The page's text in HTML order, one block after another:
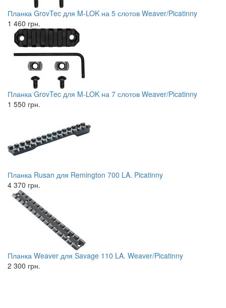
Планка GrovTec для M-LOK на 5 слотов Weaver/Picatinny
1 460 грн.
Планка GrovTec для M-LOK на 7 слотов Weaver/Picatinny
1 550 грн.
Планка Rusan для Remington 700 LA. Picatinny
4 370 грн.
Планка Weaver для Savage 110 LA. Weaver/Picatinny
2 300 грн.